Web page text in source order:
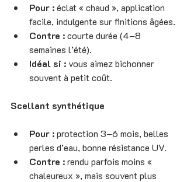
Pour : éclat « chaud », application
facile, indulgente sur finitions âgées.
Contre : courte durée (4–8
semaines l’été).
Idéal si : vous aimez bichonner
souvent à petit coût.
Scellant synthétique
Pour : protection 3–6 mois, belles
perles d’eau, bonne résistance UV.
Contre : rendu parfois moins «
chaleureux », mais souvent plus